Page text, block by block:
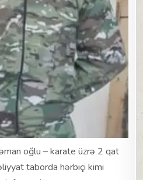
oğlu – karate üzrə 2 qat
taborda hərbiçi kimi